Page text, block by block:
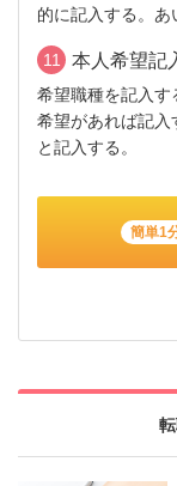
的に記入する。あ
11 本人希望記
希望職種を記入す
希望があれば記入
と記入する。
簡単1